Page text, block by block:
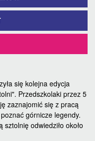
się kolejna edycja
Przedszkolaki przez 5
zaznajomić się z pracą
górnicze legendy.
sztolnię odwiedziło około